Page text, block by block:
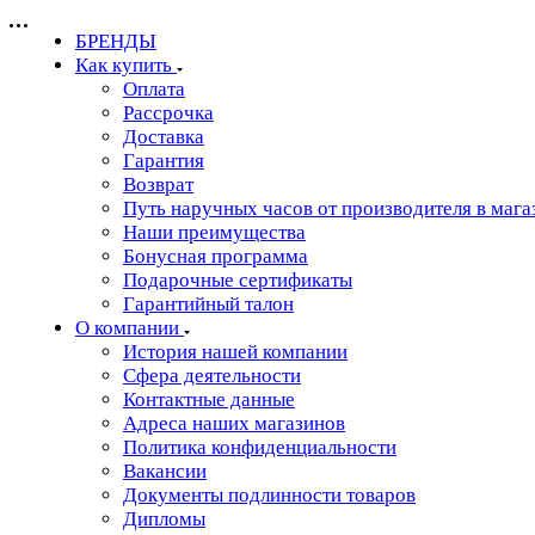
БРЕНДЫ
Как купить
Оплата
Рассрочка
Доставка
Гарантия
Возврат
Путь наручных часов от производителя в
Наши преимущества
Бонусная программа
Подарочные сертификаты
Гарантийный талон
О компании
История нашей компании
Сфера деятельности
Контактные данные
Адреса наших магазинов
Политика конфиденциальности
Вакансии
Документы подлинности товаров
Дипломы